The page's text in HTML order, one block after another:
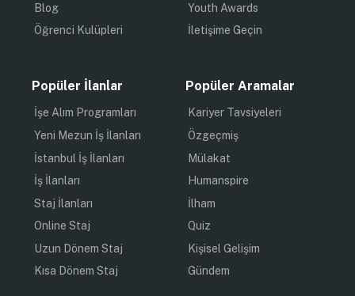
Blog
Öğrenci Kulüpleri
Youth Awards
İletişime Geçin
Popüler İlanlar
İşe Alım Programları
Yeni Mezun İş İlanları
İstanbul İş İlanları
İş İlanları
Staj İlanları
Online Staj
Uzun Dönem Staj
Kısa Dönem Staj
Popüler Aramalar
Kariyer Tavsiyeleri
Özgeçmiş
Mülakat
Humanspire
İlham
Quiz
Kişisel Gelişim
Gündem